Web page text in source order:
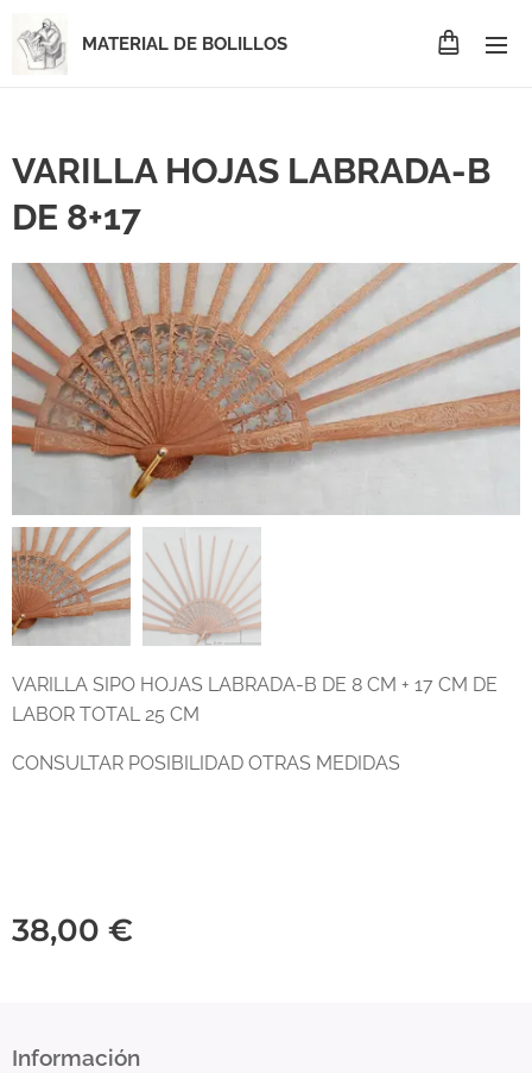
MATERIAL DE BOLILLOS
VARILLA HOJAS LABRADA-B
DE 8+17
VARILLA SIPO HOJAS LABRADA-B DE 8 CM + 17 CM DE
LABOR TOTAL 25 CM
CONSULTAR POSIBILIDAD OTRAS MEDIDAS
38,00 €
Información